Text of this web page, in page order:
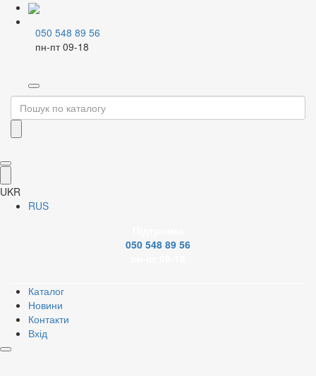
050 548 89 56
пн-пт 09-18
UKR
RUS
050 548 89 56
Каталог
Новини
Контакти
Вхід
Home
Змішувачі і аксесуари
Змішувачі для умивальника